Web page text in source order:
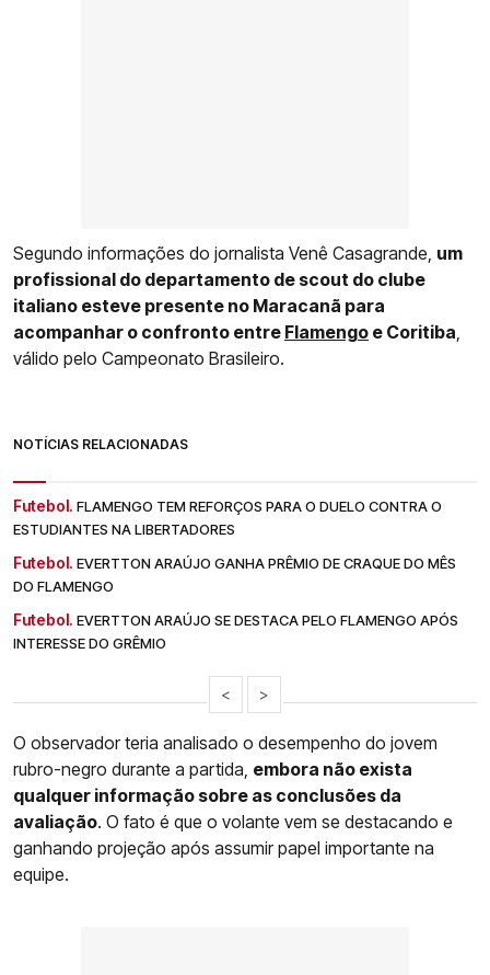
Segundo informações do jornalista Venê Casagrande, um
profissional do departamento de scout do clube
italiano esteve presente no Maracanã para
acompanhar o confronto entre Flamengo e Coritiba
válido pelo Campeonato Brasileiro.
NOTÍCIAS RELACIONADAS
Futebol. FLAMENGO TEM REFORÇOS PARA O DUELO CONTRA O
ESTUDIANTES NA LIBERTADORES
Futebol. EVERTTON ARAÚJO GANHA PRÊMIO DE CRAQUE DO MÊS
DO FLAMENGO
Futebol. EVERTTON ARAÚJO SE DESTACA PELO FLAMENGO APÓS
INTERESSE DO GRÊMIO
< >
O observador teria analisado o desempenho do jovem
rubro-negro durante a partida, embora não exista
qualquer informação sobre as conclusões da
avaliação. O fato é que o volante vem se destacando e
ganhando projeção após assumir papel importante na
equipe.